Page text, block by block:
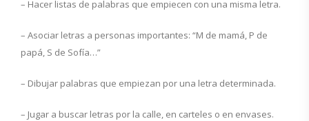
– Hacer listas de palabras que empiecen con una misma letra.
– Asociar letras a personas importantes: “M de mamá, P de
papá, S de Sofía…”
– Dibujar palabras que empiezan por una letra determinada.
– Jugar a buscar letras por la calle, en carteles o en envases.